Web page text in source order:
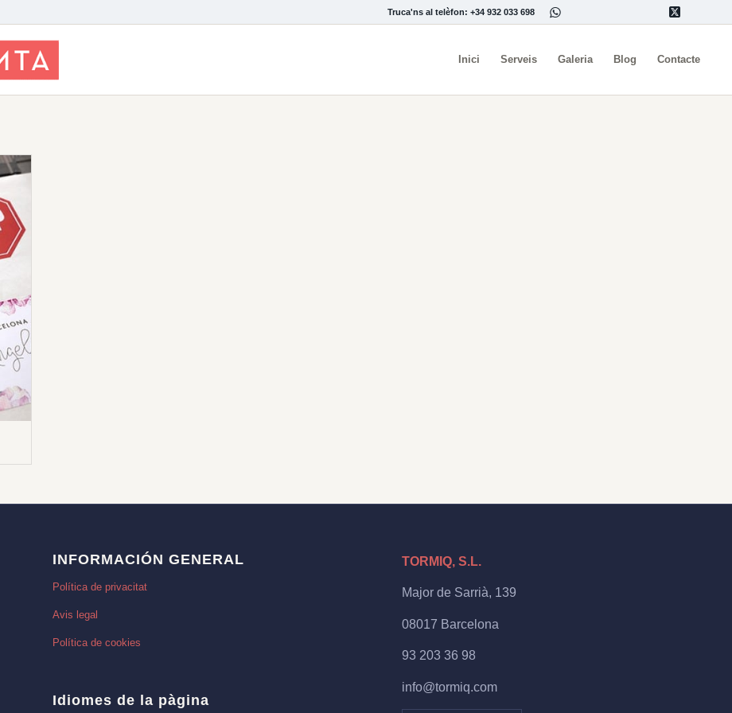
Truca'ns al telèfon: +34 932 033 698
Inici Serveis Galeria Blog Contacte
INFORMACIÓN GENERAL
Política de privacitat
Avis legal
Política de cookies
Idiomes de la pàgina
TORMIQ, S.L.
Major de Sarrià, 139
08017 Barcelona
93 203 36 98
info@tormiq.com